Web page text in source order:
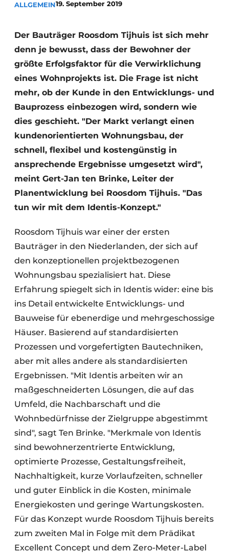
GeschichteMetadaten
Ein Stellenangebot registrieren
Freie Stellen
Videos
Glas
Modularer Aufbau
ALLGEMEIN19. September 2019
Der Bauträger Roosdom Tijhuis ist sich mehr
denn je bewusst, dass der Bewohner der
größte Erfolgsfaktor für die Verwirklichung
eines Wohnprojekts ist. Die Frage ist nicht
mehr, ob der Kunde in den Entwicklungs- und
Bauprozess einbezogen wird, sondern wie
dies geschieht. "Der Markt verlangt einen
kundenorientierten Wohnungsbau, der
schnell, flexibel und kostengünstig in
ansprechende Ergebnisse umgesetzt wird",
meint Gert-Jan ten Brinke, Leiter der
Planentwicklung bei Roosdom Tijhuis. "Das
tun wir mit dem Identis-Konzept."
Roosdom Tijhuis war einer der ersten
Bauträger in den Niederlanden, der sich auf
den konzeptionellen projektbezogenen
Wohnungsbau spezialisiert hat. Diese
Erfahrung spiegelt sich in Identis wider: eine bis
ins Detail entwickelte Entwicklungs- und
Bauweise für ebenerdige und mehrgeschossige
Häuser. Basierend auf standardisierten
Prozessen und vorgefertigten Bautechniken,
aber mit alles andere als standardisierten
Ergebnissen. "Mit Identis arbeiten wir an
maßgeschneiderten Lösungen, die auf das
Umfeld, die Nachbarschaft und die
Wohnbedürfnisse der Zielgruppe abgestimmt
sind", sagt Ten Brinke. "Merkmale von Identis
sind bewohnerzentrierte Entwicklung,
optimierte Prozesse, Gestaltungsfreiheit,
Nachhaltigkeit, kurze Vorlaufzeiten, schneller
und guter Einblick in die Kosten, minimale
Energiekosten und geringe Wartungskosten.
Für das Konzept wurde Roosdom Tijhuis bereits
zum zweiten Mal in Folge mit dem Prädikat
Excellent Concept und dem Zero-Meter-Label